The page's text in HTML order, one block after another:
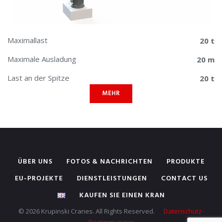
Maximallast
Maximale Ausladung
Last an der Spitze
20 t
20 m
20 t
MEHR
ÜBER UNS FOTOS & NACHRICHTEN
PRODUKTE
EU-PROJEKTE
DIENSTLEISTUNGEN
CONTACT US
KAUFEN SIE EINEN KRAN
© 2026 Krupinski Cranes. All Rights Reserved.
Datenschutz-